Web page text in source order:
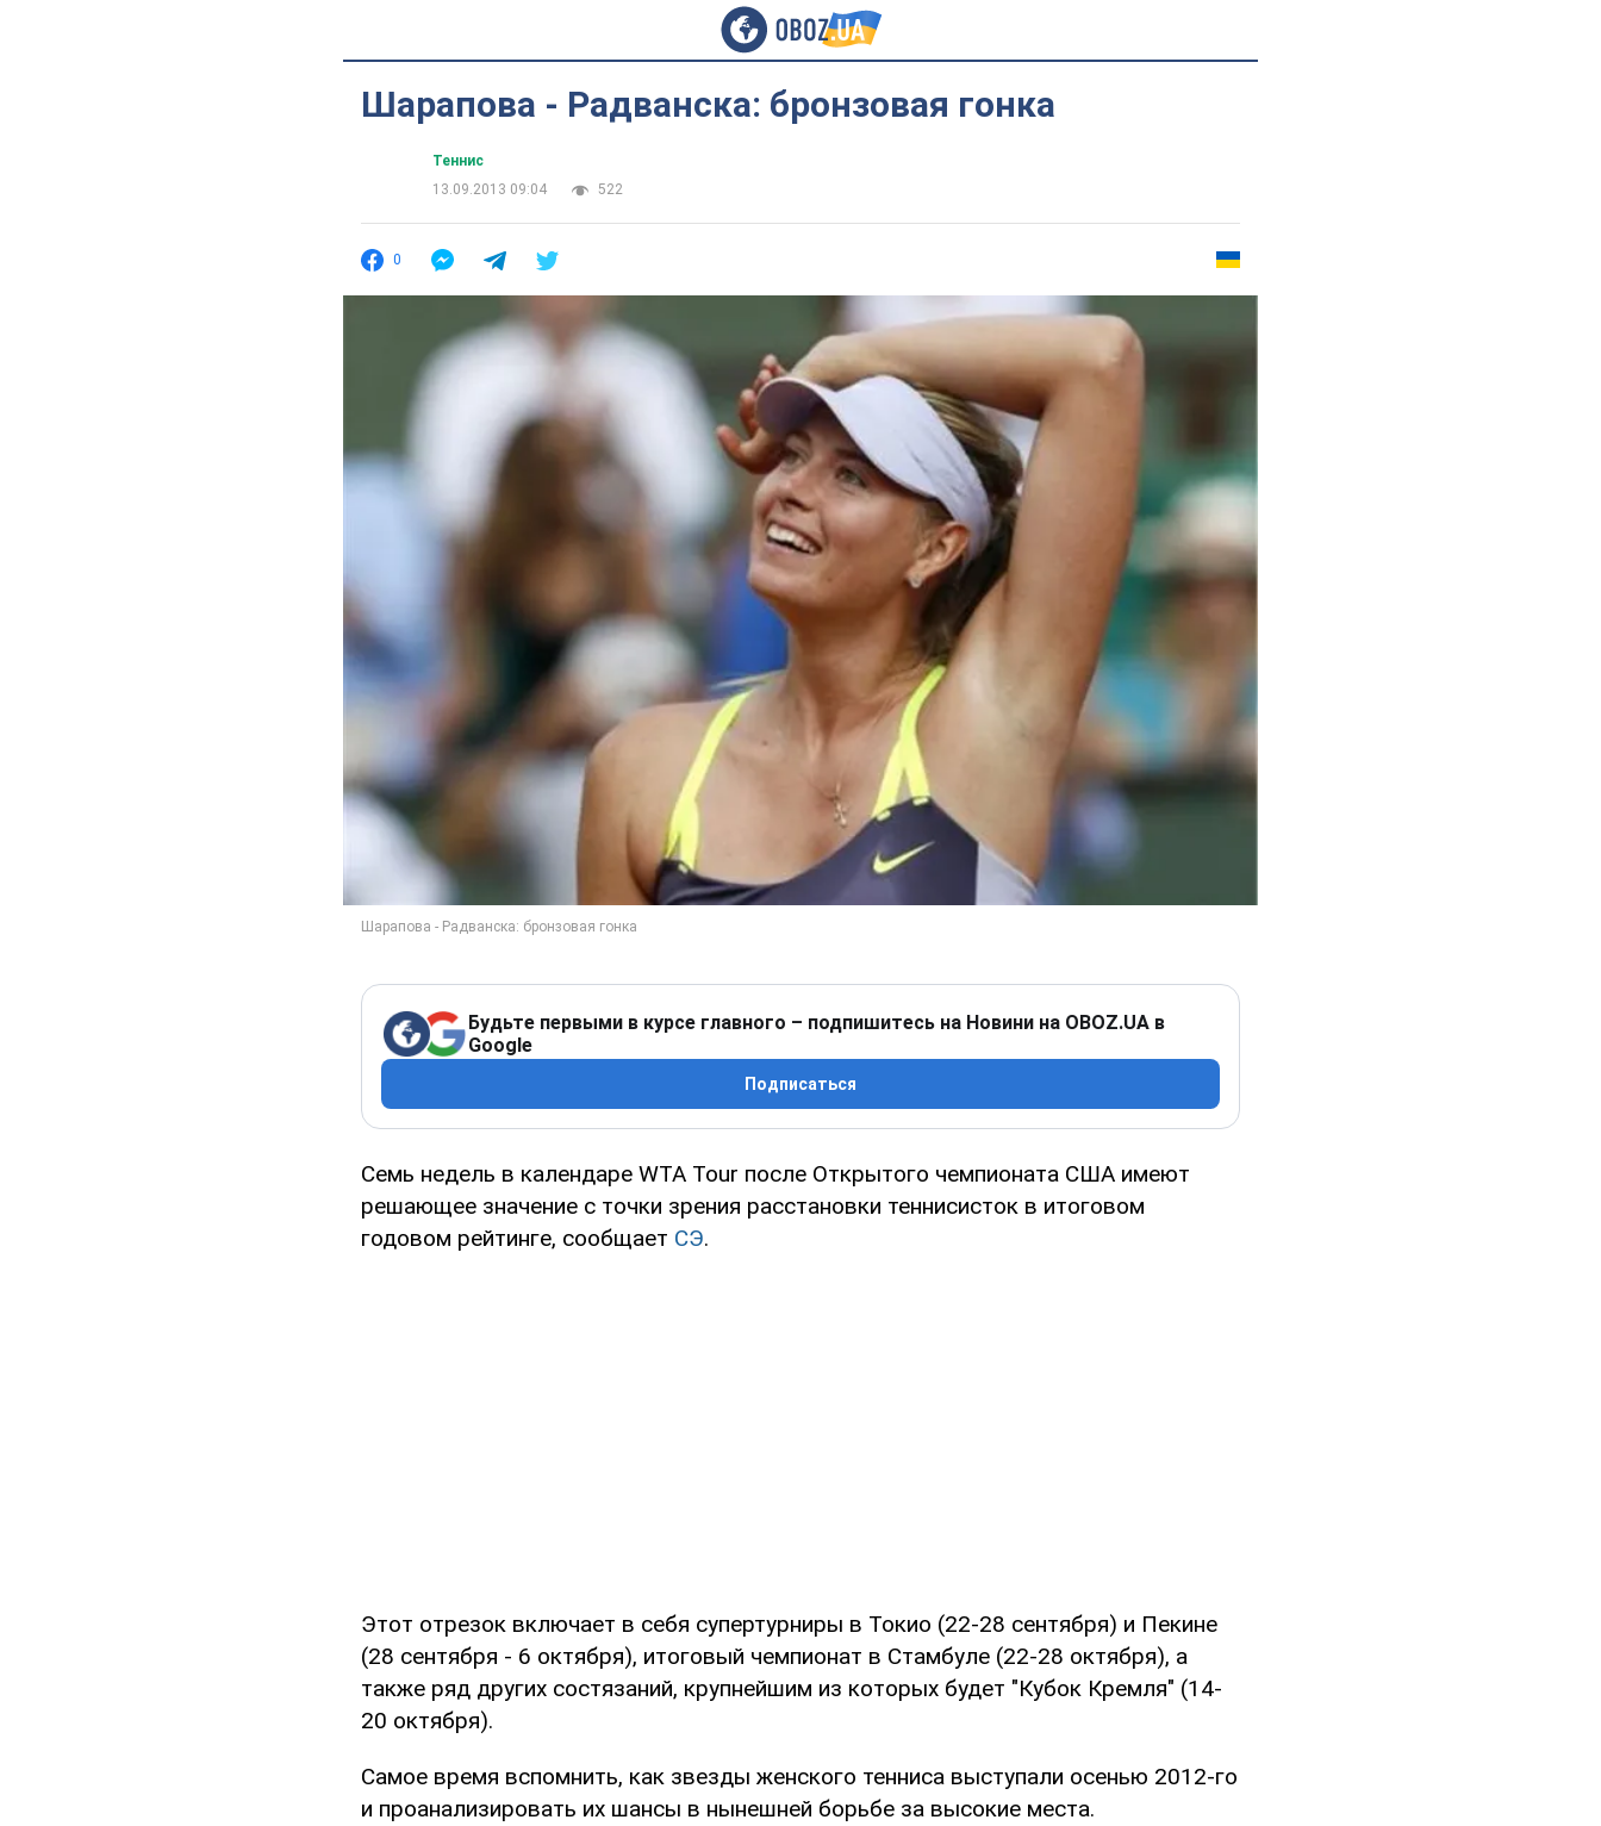
Шарапова - Радванска: бронзовая гонка
Теннис
13.09.2013 09:04
522
0
Будьте первыми в курсе главного – подпишитесь на Новини на OBOZ.UA в
Google
Подписаться
Семь недель в календаре WTA Tour после Открытого чемпионата США имеют
решающее значение с точки зрения расстановки теннисисток в итоговом
годовом рейтинге, сообщает СЭ.
Этот отрезок включает в себя супертурниры в Токио (22-28 сентября) и Пекине
(28 сентября - 6 октября), итоговый чемпионат в Стамбуле (22-28 октября), а
также ряд других состязаний, крупнейшим из которых будет "Кубок Кремля" (14-
20 октября).
Самое время вспомнить, как звезды женского тенниса выступали осенью 2012-го
и проанализировать их шансы в нынешней борьбе за высокие места.